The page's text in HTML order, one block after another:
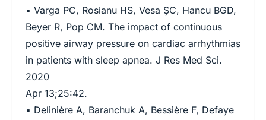
▪ Varga PC, Rosianu HS, Vesa ŞC, Hancu BGD,
Beyer R, Pop CM. The impact of continuous
positive airway pressure on cardiac arrhythmias
in patients with sleep apnea. J Res Med Sci.
2020
Apr 13;25:42.
▪ Delinière A, Baranchuk A, Bessière F, Defaye